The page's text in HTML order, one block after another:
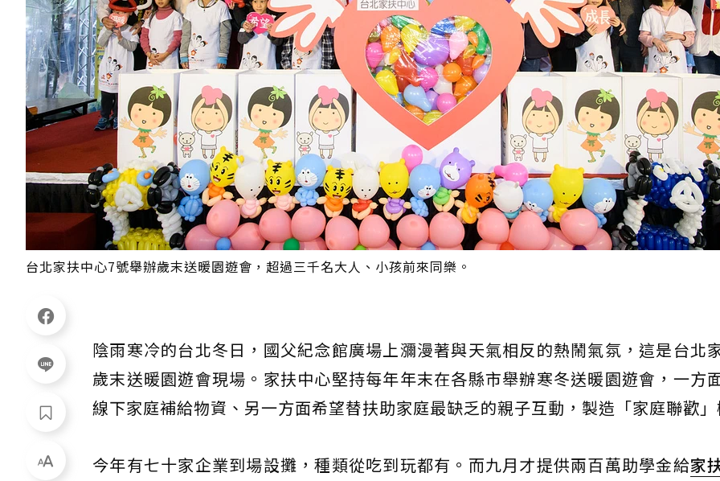
台北家扶中心7號舉辦歲末送暖園遊會，超過三千名大人、小孩前來同樂。
陰雨寒冷的台北冬日，國父紀念館廣場上瀰漫著與天氣相反的熱鬧氣氛，這是台北
歲末送暖園遊會現場。家扶中心堅持每年年末在各縣市舉辦寒冬送暖園遊會，一方
線下家庭補給物資、另一方面希望替扶助家庭最缺乏的親子互動，製造「家庭聯歡
今年有七十家企業到場設攤，種類從吃到玩都有。而九月才提供兩百萬助學金給家